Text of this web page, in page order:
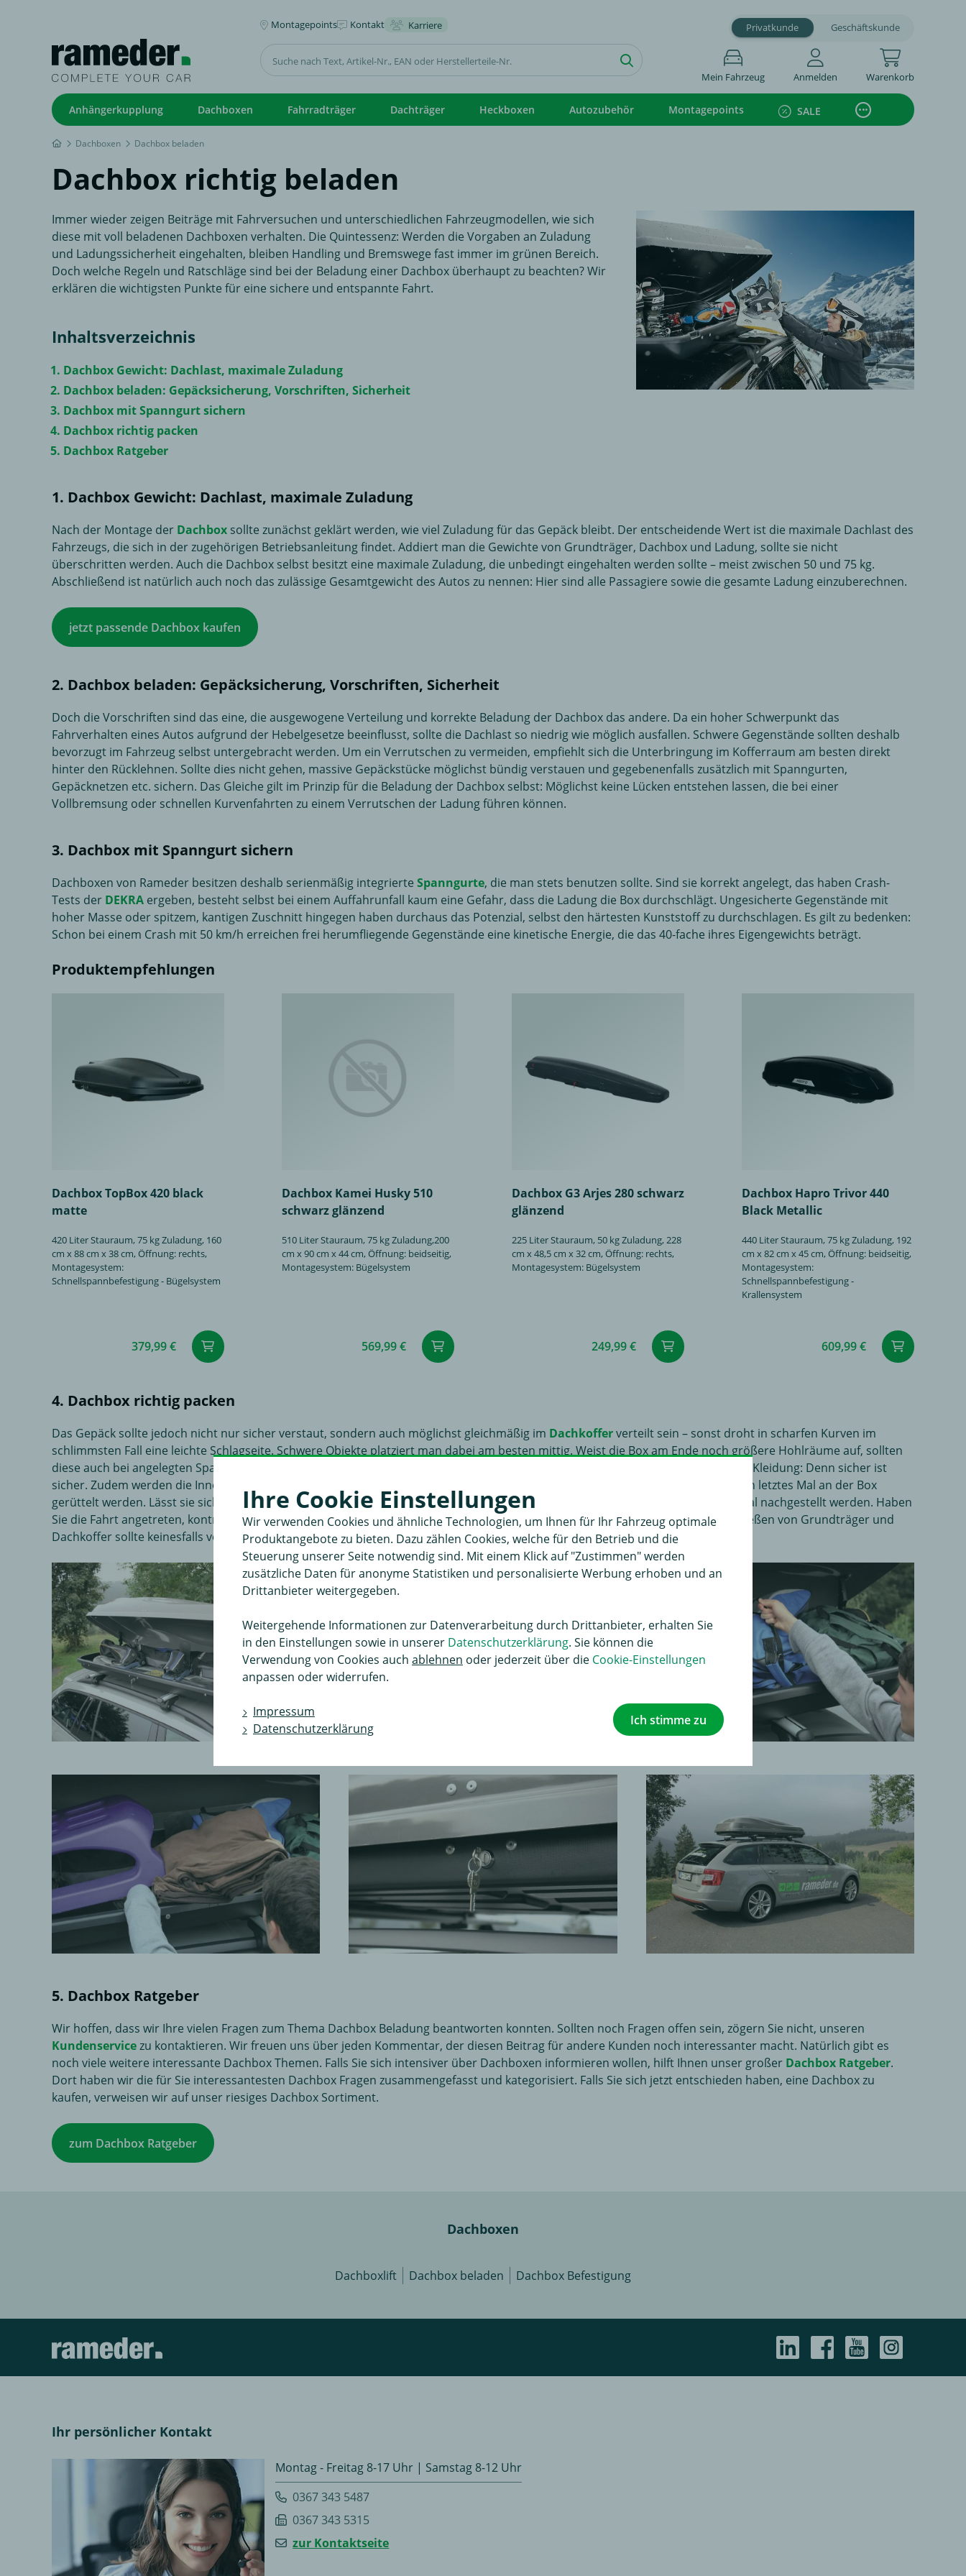
Montagepoints Kontakt Karriere Privatkunde Geschäftskunde
Mein Fahrzeug Anmelden Warenkorb
Anhängerkupplung Dachboxen Fahrradträger Dachträger Heckboxen Autozubehör Montagepoints SALE
Dachboxen Dachbox beladen
Dachbox richtig beladen
Immer wieder zeigen Beiträge mit Fahrversuchen und unterschiedlichen Fahrzeugmodellen, wie sich
diese mit voll beladenen Dachboxen verhalten. Die Quintessenz: Werden die Vorgaben an Zuladung
und Ladungssicherheit eingehalten, bleiben Handling und Bremswege fast immer im grünen Bereich.
Doch welche Regeln und Ratschläge sind bei der Beladung einer Dachbox überhaupt zu beachten? Wir
erklären die wichtigsten Punkte für eine sichere und entspannte Fahrt.
Inhaltsverzeichnis
Dachbox Gewicht: Dachlast, maximale Zuladung
Dachbox beladen: Gepäcksicherung, Vorschriften, Sicherheit
Dachbox mit Spanngurt sichern
Dachbox richtig packen
Dachbox Ratgeber
1. Dachbox Gewicht: Dachlast, maximale Zuladung
Nach der Montage der Dachbox sollte zunächst geklärt werden, wie viel Zuladung für das Gepäck bleibt. Der entscheidende Wert ist die maximale Dachlast des
Fahrzeugs, die sich in der zugehörigen Betriebsanleitung findet. Addiert man die Gewichte von Grundträger, Dachbox und Ladung, sollte sie nicht
überschritten werden. Auch die Dachbox selbst besitzt eine maximale Zuladung, die unbedingt eingehalten werden sollte – meist zwischen 50 und 75 kg.
Abschließend ist natürlich auch noch das zulässige Gesamtgewicht des Autos zu nennen: Hier sind alle Passagiere sowie die gesamte Ladung einzuberechnen.
jetzt passende Dachbox kaufen
2. Dachbox beladen: Gepäcksicherung, Vorschriften, Sicherheit
Doch die Vorschriften sind das eine, die ausgewogene Verteilung und korrekte Beladung der Dachbox das andere. Da ein hoher Schwerpunkt das
Fahrverhalten eines Autos aufgrund der Hebelgesetze beeinflusst, sollte die Dachlast so niedrig wie möglich ausfallen. Schwere Gegenstände sollten deshalb
bevorzugt im Fahrzeug selbst untergebracht werden. Um ein Verrutschen zu vermeiden, empfiehlt sich die Unterbringung im Kofferraum am besten direkt
hinter den Rücklehnen. Sollte dies nicht gehen, massive Gepäckstücke möglichst bündig verstauen und gegebenenfalls zusätzlich mit Spanngurten,
Gepäcknetzen etc. sichern. Das Gleiche gilt im Prinzip für die Beladung der Dachbox selbst: Möglichst keine Lücken entstehen lassen, die bei einer
Vollbremsung oder schnellen Kurvenfahrten zu einem Verrutschen der Ladung führen können.
3. Dachbox mit Spanngurt sichern
Dachboxen von Rameder besitzen deshalb serienmäßig integrierte Spanngurte, die man stets benutzen sollte. Sind sie korrekt angelegt, das haben Crash-
Tests der DEKRA ergeben, besteht selbst bei einem Auffahrunfall kaum eine Gefahr, dass die Ladung die Box durchschlägt. Ungesicherte Gegenstände mit
hoher Masse oder spitzem, kantigen Zuschnitt hingegen haben durchaus das Potenzial, selbst den härtesten Kunststoff zu durchschlagen. Es gilt zu bedenken:
Schon bei einem Crash mit 50 km/h erreichen frei herumfliegende Gegenstände eine kinetische Energie, die das 40-fache ihres Eigengewichts beträgt.
Produktempfehlungen
Dachbox TopBox 420 black
matte
420 Liter Stauraum, 75 kg Zuladung, 160
cm x 88 cm x 38 cm, Öffnung: rechts,
Montagesystem:
Schnellspannbefestigung - Bügelsystem
Dachbox Kamei Husky 510
schwarz glänzend
510 Liter Stauraum, 75 kg Zuladung,200
cm x 90 cm x 44 cm, Öffnung: beidseitig,
Montagesystem: Bügelsystem
Dachbox G3 Arjes 280 schwarz
glänzend
225 Liter Stauraum, 50 kg Zuladung, 228
cm x 48,5 cm x 32 cm, Öffnung: rechts,
Montagesystem: Bügelsystem
Dachbox Hapro Trivor 440
Black Metallic
440 Liter Stauraum, 75 kg Zuladung, 192
cm x 82 cm x 45 cm, Öffnung: beidseitig,
Montagesystem:
Schnellspannbefestigung -
Krallensystem
379,99 € 569,99 € 249,99 € 609,99 €
4. Dachbox richtig packen
Das Gepäck sollte jedoch nicht nur sicher verstaut, sondern auch möglichst gleichmäßig im Dachkofferverteilt sein – sonst droht in scharfen Kurven im
schlimmsten Fall eine leichte Schlagseite. Schwere Objekte platziert man dabei am besten mittig. Weist die Box am Ende noch größere Hohlräume auf, sollten
diese auch bei angelegten Spanngurten zusätzlich „ausgestopft“ werden, am besten mit einer Decke, einem Schlafsack oder auch Kleidung: Denn sicher ist
sicher. Zudem werden die Innenwände der Dachbox auch vor Kratzern geschützt. Bevor man zur großen Reise aufbricht, sollte ein letztes Mal an der Box
gerüttelt werden. Lässt sie sich auf dem Dachträgernoch leicht bewegen, müssen die Schrauben oder Befestigungen noch einmal nachgestellt werden. Haben
Sie die Fahrt angetreten, kontrollieren Sie nach 50 bis 100 Kilometern noch einmal den festen Sitz der Dachbox. Auch das Abschließen von Grundträger und
Dachkoffer sollte keinesfalls vergessen werden – so ist das Gepäck bei einem Zwischenstopp gut geschützt.
5. Dachbox Ratgeber
Wir hoffen, dass wir Ihre vielen Fragen zum Thema Dachbox Beladung beantworten konnten. Sollten noch Fragen offen sein, zögern Sie nicht, unseren
Kundenservicezu kontaktieren. Wir freuen uns über jeden Kommentar, der diesen Beitrag für andere Kunden noch interessanter macht. Natürlich gibt es
noch viele weitere interessante Dachbox Themen. Falls Sie sich intensiver über Dachboxen informieren wollen, hilft Ihnen unser großer Dachbox Ratgeber.
Dort haben wir die für Sie interessantesten Dachbox Fragen zusammengefasst und kategorisiert. Falls Sie sich jetzt entschieden haben, eine Dachbox zu
kaufen, verweisen wir auf unser riesiges Dachbox Sortiment.
zum Dachbox Ratgeber
Dachboxen
Dachboxlift Dachbox beladen Dachbox Befestigung
Ihr persönlicher Kontakt
Montag - Freitag 8-17 Uhr | Samstag 8-12 Uhr
0367 343 5487
0367 343 5315
zur Kontaktseite
Ihre Cookie Einstellungen
Wir verwenden Cookies und ähnliche Technologien, um Ihnen für Ihr Fahrzeug optimale
Produktangebote zu bieten. Dazu zählen Cookies, welche für den Betrieb und die
Steuerung unserer Seite notwendig sind. Mit einem Klick auf "Zustimmen" werden
zusätzliche Daten für anonyme Statistiken und personalisierte Werbung erhoben und an
Drittanbieter weitergegeben.
Weitergehende Informationen zur Datenverarbeitung durch Drittanbieter, erhalten Sie
in den Einstellungen sowie in unserer Datenschutzerklärung. Sie können die
Verwendung von Cookies auch ablehnen oder jederzeit über die Cookie-Einstellungen
anpassen oder widerrufen.
Impressum
Datenschutzerklärung
Ich stimme zu